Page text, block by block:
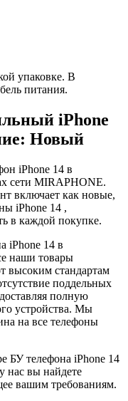
упаковке. В
питания.
iPhone
Новый
iPhone 14 в
сети MIRAPHONE.
включает как новые,
iPhone 14 ,
в каждой покупке.
iPhone 14 в
наши товары
высоким стандартам
поддельных
полную
устройства. Мы
на все телефоны
БУ телефона iPhone 14
нас вы найдете
вашим требованиям.